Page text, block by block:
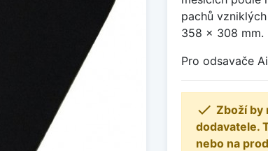
pachů
358 x 308 mm.
Pro odsavače
 Zboží by
dodavatele.
nebo na